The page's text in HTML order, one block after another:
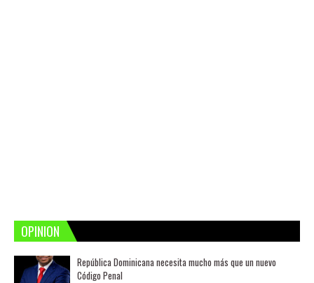
OPINION
República Dominicana necesita mucho más que un nuevo
Código Penal